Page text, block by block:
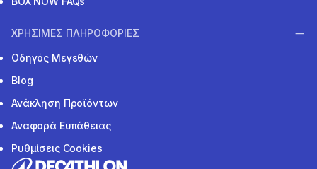
ΧΡΗΣΙΜΕΣ ΠΛΗΡΟΦΟΡΙΕΣ
Οδηγός Μεγεθών
Blog
Ανάκληση Προϊόντων
Αναφορά Ευπάθειας
Ρυθμίσεις Cookies